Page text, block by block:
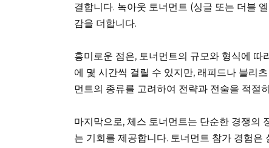
결합니다. 녹아웃 토너먼트 (싱글 또는 더블
감을 더합니다.
흥미로운 점은, 토너먼트의 규모와 형식에
에 몇 시간씩 걸릴 수 있지만, 래피드나 블리
먼트의 종류를 고려하여 전략과 전술을 적절
마지막으로, 체스 토너먼트는 단순한 경쟁의
는 기회를 제공합니다. 토너먼트 참가 경험은